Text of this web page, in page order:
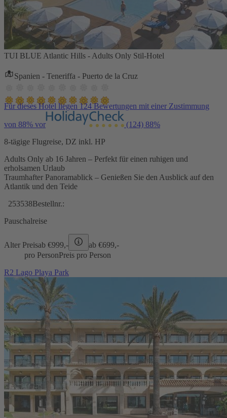
TUI BLUE Atlantic Hills - Adults Only Stil-Hotel
Spanien - Teneriffa - Puerto de la Cruz
Für dieses Hotel liegen 124 Bewertungen mit einer Zustimmung
von 88% vor (124) 88%
8-tägige Flugreise, DZ inkl. HP
Adults Only ab 16 Jahren – Perfekt für einen ruhigen und
erholsamen Urlaub
Traumhafter Panoramablick – Genießen Sie den Ausblick auf den
Atlantik und den Teide
253538Bestellnr.:
Pauschalreise
Alter Preisab €999,- ab €699,-
pro PersonPreis pro Person
R2 Lago Playa Park